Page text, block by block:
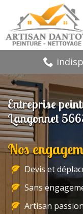
Entreprise
Langonnet
Nos
Devis et
Sans
Artisan